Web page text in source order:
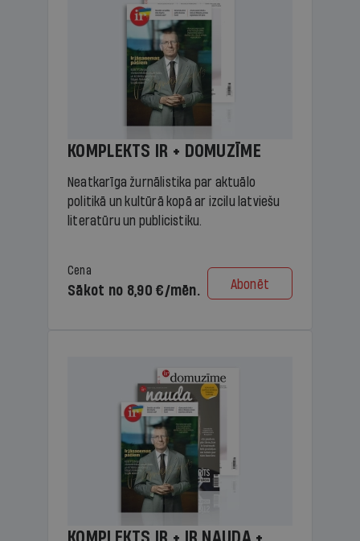
KOMPLEKTS IR + DOMUZĪME
Neatkarīga žurnālistika par aktuālo
politikā un kultūrā kopā ar izcilu latviešu
literatūru un publicistiku.
Cena
Sākot no 8,90 €/mēn. Abonēt